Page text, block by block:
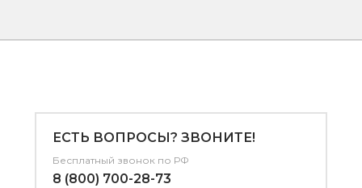
ЕСТЬ ВОПРОСЫ? ЗВОНИТЕ!
Бесплатный звонок по РФ
8 (800) 700-28-73